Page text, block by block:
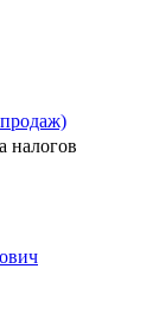
налогов